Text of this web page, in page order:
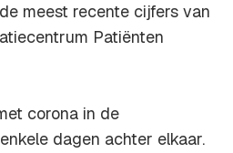
meest recente cijfers van
Patiënten
corona in de
dagen achter elkaar.